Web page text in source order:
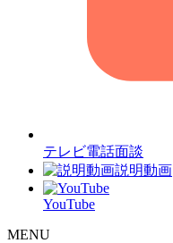
テレビ電話面談
説明動画
YouTube
MENU